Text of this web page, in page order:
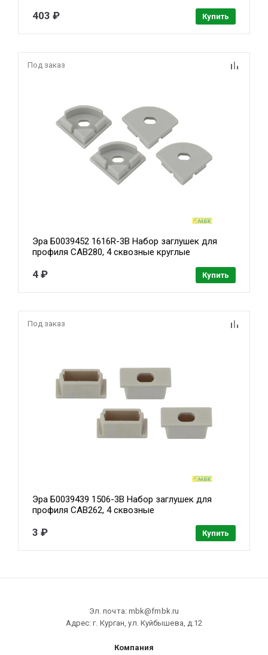
403 ₽ Купить
Под заказ
Эра Б0039452 1616R-3B Набор заглушек для
профиля CAB280, 4 сквозные круглые
4 ₽ Купить
Под заказ
Эра Б0039439 1506-3B Набор заглушек для
профиля CAB262, 4 сквозные
3 ₽ Купить
Эл. почта: mbk@fmbk.ru
Адрес: г. Курган, ул. Куйбышева, д.12
Компания